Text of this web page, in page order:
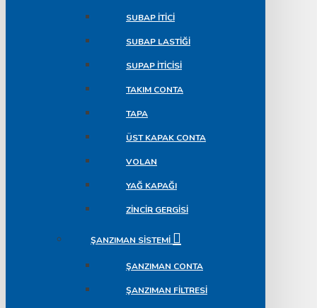
SUBAP İTICI
SUBAP LASTIĞI
SUPAP ITICISI
TAKIM CONTA
TAPA
ÜST KAPAK CONTA
VOLAN
YAĞ KAPAĞI
ZINCIR GERGISI
ŞANZIMAN SISTEMI
ŞANZIMAN CONTA
ŞANZIMAN FILTRESI